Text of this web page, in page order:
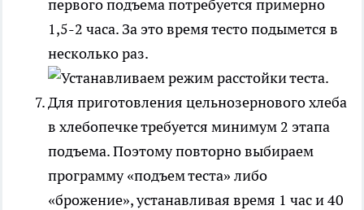
первого подъема потребуется примерно
1,5-2 часа. За это время тесто подымется в
несколько раз.
Для приготовления цельнозернового хлеба
в хлебопечке требуется минимум 2 этапа
подъема. Поэтому повторно выбираем
программу «подъем теста» либо
«брожение», устанавливая время 1 час и 40